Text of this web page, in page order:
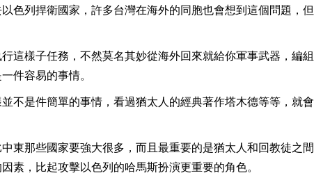
色列捍衛國家，許多台灣在海外的同胞也會想到這個問題，但
這樣子任務，不然莫名其妙從海外回來就給你軍事武器，編組
件容易的事情。
不是件簡單的事情，看過猶太人的經典著作塔木德等等，就會
東那些國家要強大很多，而且最重要的是猶太人和回教徒之間
素，比起攻擊以色列的哈馬斯扮演更重要的角色。